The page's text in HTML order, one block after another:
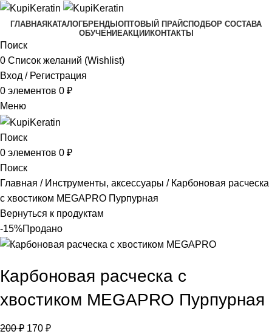
ГЛАВНАЯ КАТАЛОГБРЕНДЫ ОПТОВЫЙ ПРАЙСПОДБОР СОСТАВА
ОБУЧЕНИЕАКЦИИ КОНТАКТЫ
Поиск
0 Список желаний (Wishlist)
Вход / Регистрация
0 элементов 0 ₽
Меню
Поиск
0 элементов 0 ₽
Поиск
Главная
Инструменты, аксессуары
Карбоновая расческа
с хвостиком MEGAPRO Пурпурная
Вернуться к продуктам
-15%Продано
Карбоновая расческа с
хвостиком MEGAPRO Пурпурная
200₽ 170 ₽